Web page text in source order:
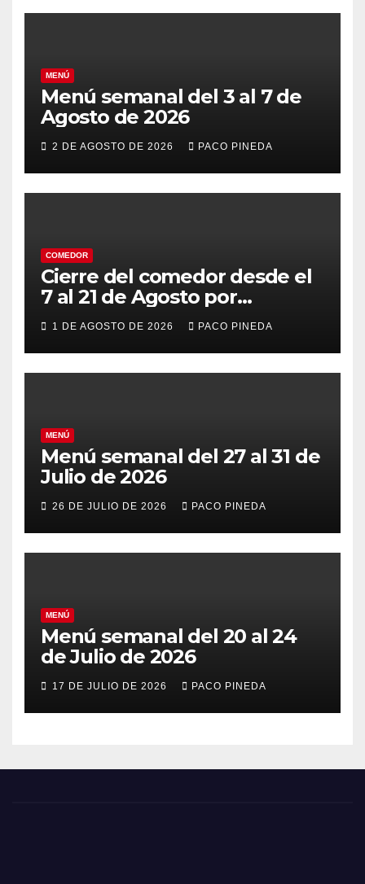
MENÚ
Menú semanal del 3 al 7 de
Agosto de 2026
2 DE AGOSTO DE 2026 PACO PINEDA
COMEDOR
Cierre del comedor desde el
7 al 21 de Agosto por
vacaciones
1 DE AGOSTO DE 2026 PACO PINEDA
MENÚ
Menú semanal del 27 al 31 de
Julio de 2026
26 DE JULIO DE 2026 PACO PINEDA
MENÚ
Menú semanal del 20 al 24
de Julio de 2026
17 DE JULIO DE 2026 PACO PINEDA